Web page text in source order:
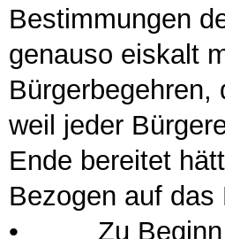
Bestimmungen
genauso eiskalt
weil jeder
Ende bereitet
Bezogen auf
• Zu Beginn